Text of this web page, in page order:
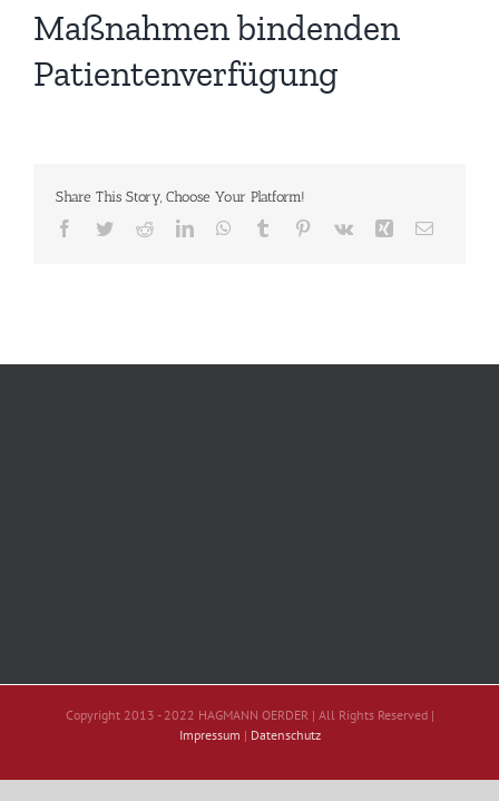
Maßnahmen bindenden
Patientenverfügung
Share This Story, Choose Your Platform!
Facebook
TwitterRedditLinkedInWhatsApp
Tumblr Pinterest
Vk Xing E-
Copyright 2013 - 2022 HAGMANN OERDER | All Rights Reserved |
Impressum | Datenschutz